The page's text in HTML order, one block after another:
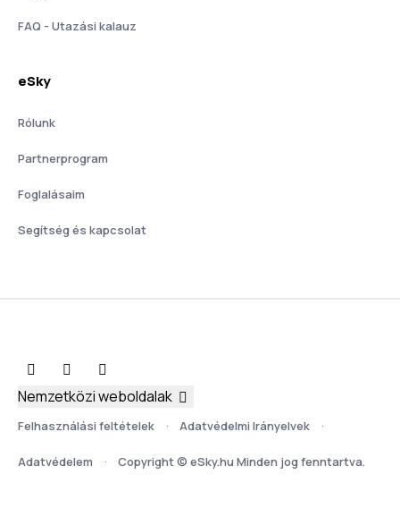
FAQ - Utazási kalauz
eSky
Rólunk
Partnerprogram
Foglalásaim
Segítség és kapcsolat
Felhasználási feltételek Adatvédelmi Irányelvek
Adatvédelem Copyright © eSky.hu Minden jog fenntartva.
Nemzetközi weboldalak